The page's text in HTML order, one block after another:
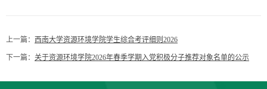
上一篇： 西南大学资源环境学院学生综合考评细则2026
下一篇： 关于资源环境学院2026年春季学期入党积极分子推荐对象名单的公示